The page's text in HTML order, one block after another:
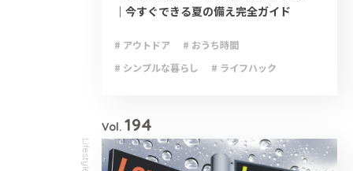
｜今すぐできる夏の備え完全ガイド
# アウトドア
# おうち時間
# シンプルな暮らし
# ライフハック
Lifestyle
Vol. 194